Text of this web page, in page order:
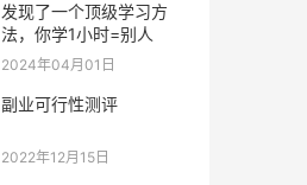
发现了一个顶级学习方
法，你学1小时=别人
2024年04月01日
副业可行性测评
2022年12月15日